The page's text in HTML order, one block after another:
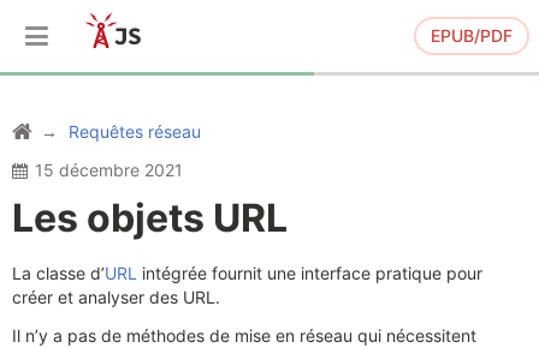
EPUB/PDF
Requêtes réseau
15 décembre 2021
Les objets URL
La classe d’URL intégrée fournit une interface pratique pour
créer et analyser des URL.
Il n’y a pas de méthodes de mise en réseau qui nécessitent